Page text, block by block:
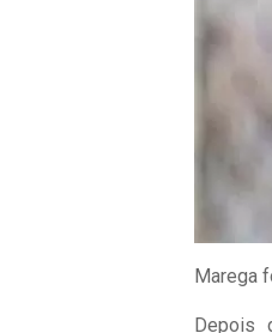
Marega
Depois